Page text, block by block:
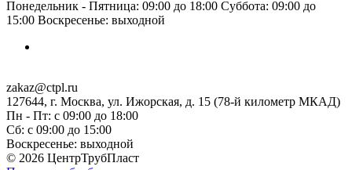
Понедельник - Пятница: 09:00 до 18:00 Суббота: 09:00 до
15:00 Воскресенье: выходной
zakaz@ctpl.ru
127644, г. Москва, ул. Ижорская, д. 15 (78-й километр МКАД)
Пн - Пт: с 09:00 до 18:00
Сб: с 09:00 до 15:00
Воскресенье: выходной
© 2026 ЦентрТрубПласт